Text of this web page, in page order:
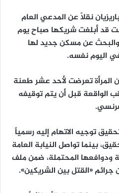
نقلاً عن المدعي العام
قد أبلغت شريكها صباح يوم
والبحث عن مسكن جديد لها
اليوم نفسه.
المرأة تعرضت لأحد عشر طعنة
الواقعة قبل أن يتم توقيفه
توجيه الاتهام إليه رسمياً
بينما تواصل النيابة العامة
ودوافعها المحتملة، ضمن ملف
«القتل بين الشريكين».